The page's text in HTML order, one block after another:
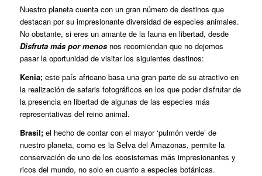
Nuestro planeta cuenta con un gran número de destinos que
destacan por su impresionante diversidad de especies animales.
No obstante, si eres un amante de la fauna en libertad, desde
Disfruta más por menosnos recomiendan que no dejemos
pasar la oportunidad de visitar los siguientes destinos:
Kenia;este país africano basa una gran parte de su atractivo en
la realización de safaris fotográficos en los que poder disfrutar de
la presencia en libertad de algunas de las especies más
representativas del reino animal.
Brasil;el hecho de contar con el mayor ‘pulmón verde’ de
nuestro planeta, como es la Selva del Amazonas, permite la
conservación de uno de los ecosistemas más impresionantes y
ricos del mundo, no solo en cuanto a especies botánicas.